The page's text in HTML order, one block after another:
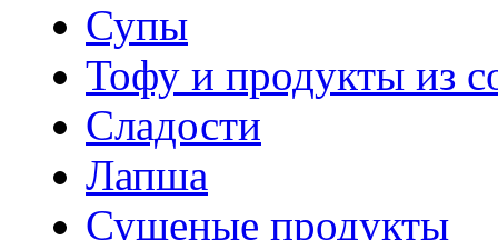
Супы
Тофу и продукты из
Сладости
Лапша
Сушеные продукты